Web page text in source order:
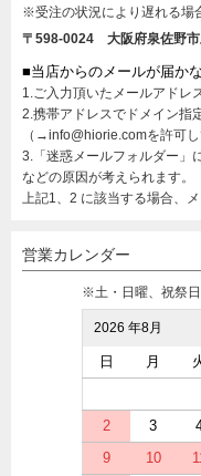
※受注の状況により遅れる場
〒598-0024 大阪府泉佐野
■当店からのメールが届か
1.ご入力頂いたメールアドレ
2.携帯アドレスでドメイン指
（→info@hiorie.comを許可し
3.「迷惑メールフォルダー」
などの原因が考えられます。
上記1、2 に該当する場合、
営業カレンダー
※土・日曜、祝祭
2026 年8月
日 月
2
3
9
10